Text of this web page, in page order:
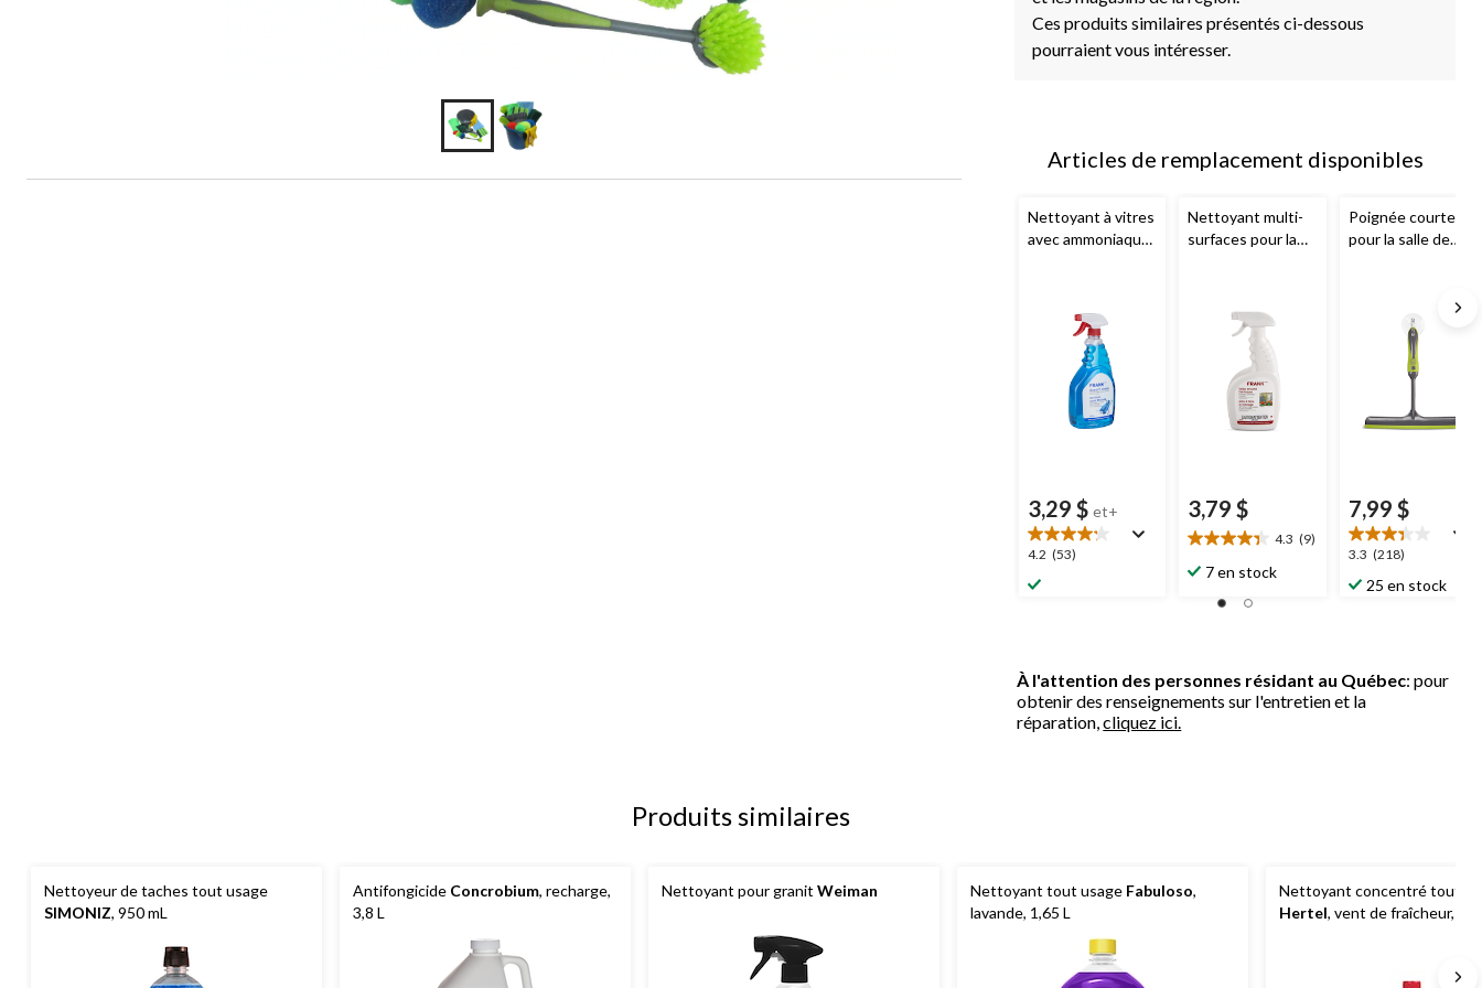
Ces produits similaires présentés ci-dessous
pourraient vous intéresser.
Articles de remplacement disponibles
Nettoyant à vitres
avec ammoniaque
3,29 $ et+
4.2 (53)
4.2
étoile(s)
sur
Nettoyant multi-
surfaces pour la
3,79 $
4.3 (9)
4.3
étoile(s)
7 en stock
Poignée courte
pour la salle de
7,99 $
3.3 (218)
3.3
étoile(s)
sur
25 en stock
À l'attention des personnes résidant au Québec: pour
obtenir des renseignements sur l'entretien et la
réparation,cliquez ici.
Produits similaires
Nettoyeur de taches tout usage
SIMONIZ, 950 mL
Antifongicide Concrobium, recharge,
3,8 L
Nettoyant pour granit Weiman Nettoyant tout usage Fabuloso,
lavande, 1,65 L
Nettoyant concentré tout
Hertel, vent de fraîcheur,